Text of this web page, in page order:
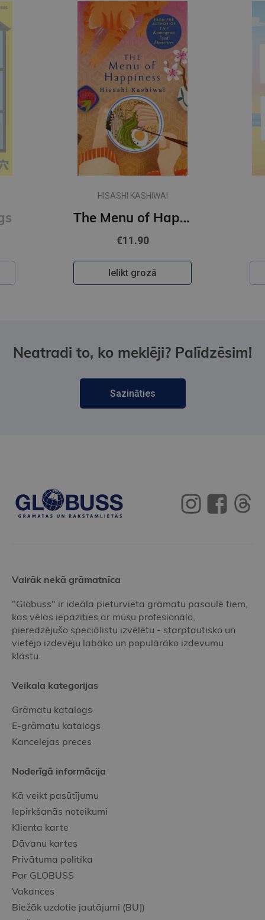
HISASHI KASHIWAI
The Menu of Happiness
€11.90
Ielikt grozā
Neatradi to, ko meklēji? Palīdzēsim!
Sazināties
Vairāk nekā grāmatnīca
"Globuss" ir ideāla pieturvieta grāmatu pasaulē tiem,
kas vēlas iepazīties ar mūsu profesionālo,
pieredzējušo speciālistu izvēlētu - starptautisko un
vietējo izdevēju labāko un populārāko izdevumu
klāstu.
Veikala kategorijas
Grāmatu katalogs
E-grāmatu katalogs
Kancelejas preces
Noderīgā informācija
Kā veikt pasūtījumu
Iepirkšanās noteikumi
Klienta karte
Dāvanu kartes
Privātuma politika
Par GLOBUSS
Vakances
Biežāk uzdotie jautājumi (BUJ)